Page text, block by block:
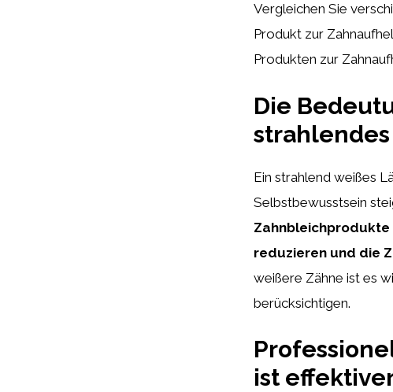
Vergleichen Sie
Produkt zur
Produkten zur
Die
Ein strahlend weißes
Selbstbewusstsein
Zahnbleichprodukte
reduzieren und die
weißere Zähne ist es
berücksichtigen.
ist